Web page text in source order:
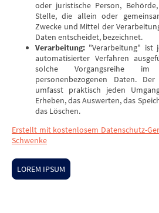
oder juristische Person,
Stelle, die allein oder
Zwecke und Mittel der
Daten entscheidet, bezeichnet.
Verarbeitung: "Verarbeitung" ist
automatisierter Verfahren
solche Vorgangsreihe im
personenbezogenen Daten.
umfasst praktisch jeden
Erheben, das Auswerten, das
das Löschen.
Erstellt mit kostenlosem Datenschutz-
Schwenke
LOREM IPSUM